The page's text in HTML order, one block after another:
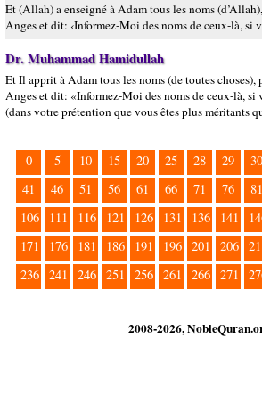
Et (Allah) a enseigné à Adam tous les noms
Anges et dit: ‹Informez-Moi des noms de ceux-là, si
Dr. Muhammad Hamidullah
Et Il apprit à Adam tous les noms (de toutes choses),
Anges et dit: «Informez-Moi des noms de ceux-là, si
(dans votre prétention que vous êtes plus méritants
0 5 10 15 20 25 28 29 30
41
46 51 56 61 66 71 76 81
106
111 116 121 126 131 136 141
171
176 181 186 191 196 201 206
236 241 246 251 256 261 266 271
2008-2026,